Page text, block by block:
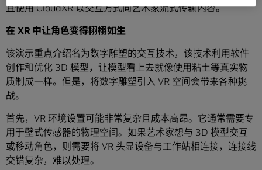
且使用 CloudXR 以交互方式向艺术家流式传输内容。
在 XR 中让角色变得栩栩如生
该演示重点介绍名为数字雕塑的交互技术，该技术利用软件
创作和优化 3D 模型，让模型看上去就像使用粘土等真实物
质制成一样。但是，将数字雕塑引入 VR 空间会带来各种挑
战。
首先，VR 环境设置可能非常复杂且成本高昂。它通常需要专
用于壁式传感器的物理空间。如果艺术家想与 3D 模型交互
或移动角色，则需要将 VR 头显设备与工作站相连接，连接线
交错复杂，难以处理。